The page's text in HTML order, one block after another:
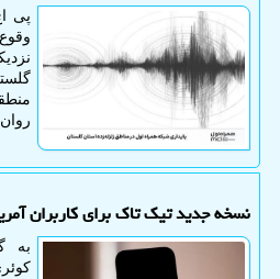
پی
نسخه جدید تیک تاک برای کاربران
به